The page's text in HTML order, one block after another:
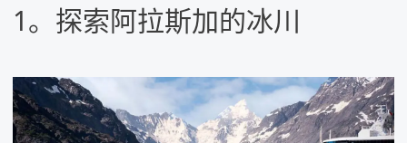
1。探索阿拉斯加的冰川